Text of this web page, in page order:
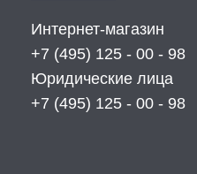
Интернет-магазин
+7 (495) 125 - 00 - 98
Юридические лица
+7 (495) 125 - 00 - 98